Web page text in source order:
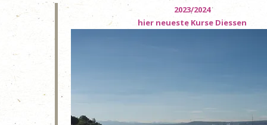
​2023/2024
hier neueste Kurse Diessen